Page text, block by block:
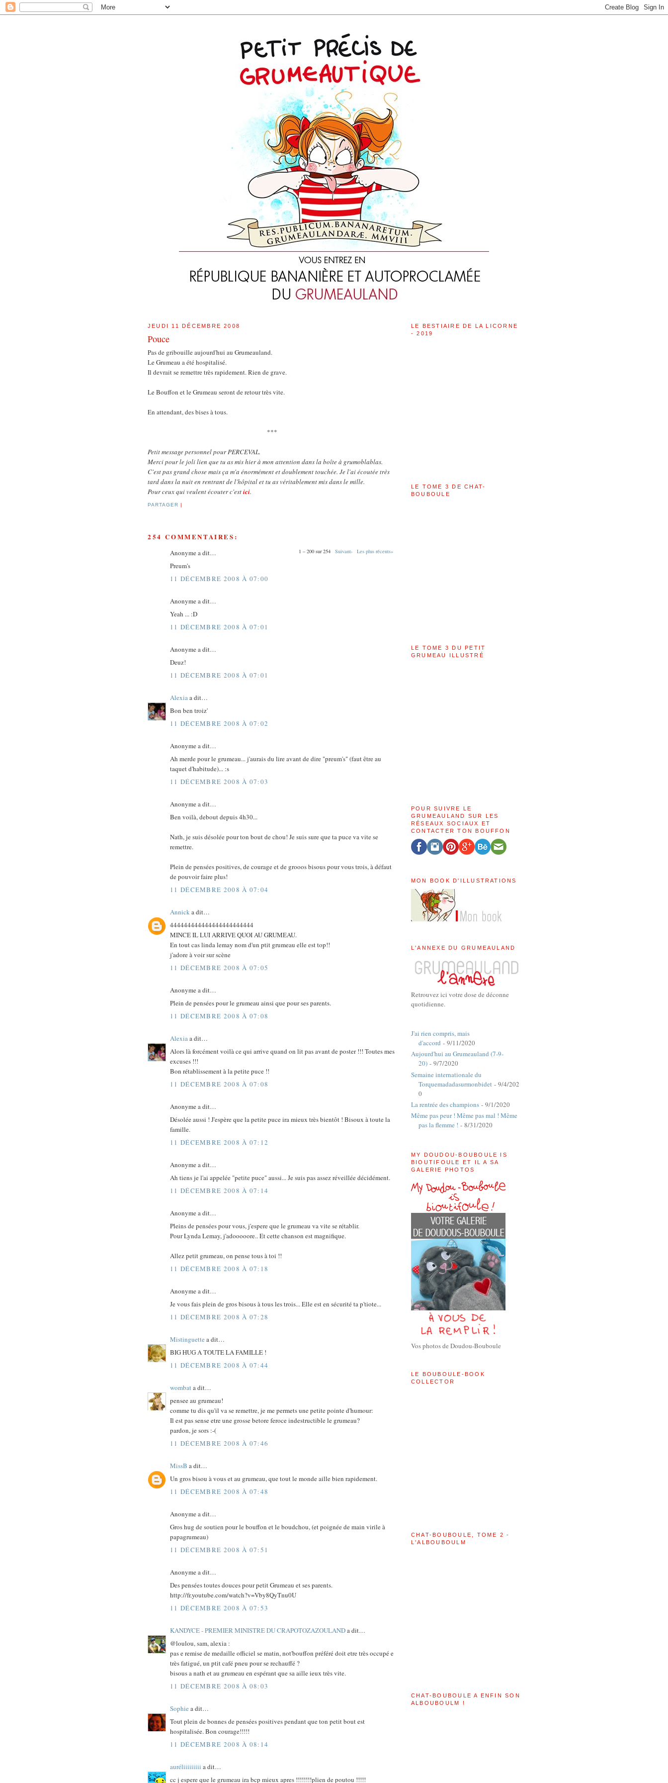
JEUDI 11 DÉCEMBRE 2008
Pouce
Pas de gribouille aujourd'hui au Grumeauland.
Le Grumeau a été hospitalisé.
Il devrait se remettre très rapidement. Rien de grave.
Le Bouffon et le Grumeau seront de retour très vite.
En attendant, des bises à tous.
***
Petit message personnel pour PERCEVAL.
Merci pour le joli lien que tu as mis hier à mon attention dans la boîte à grumoblablas.
C'est pas grand chose mais ça m'a énormément et doublement touchée. Je l'ai écoutée très
tard dans la nuit en rentrant de l'hôpital et tu as véritablement mis dans le mille.
Pour ceux qui veulent écouter c'estici.
PARTAGER |
254 COMMENTAIRES:
1 – 200 sur 254 Suivant› Les plus récents»
Anonyme a dit…
Preum's
11 DÉCEMBRE 2008 À 07:00
Anonyme a dit…
Yeah ... :D
11 DÉCEMBRE 2008 À 07:01
Anonyme a dit…
Deuz!
11 DÉCEMBRE 2008 À 07:01
Alexiaa dit…
Bon ben troiz'
11 DÉCEMBRE 2008 À 07:02
Anonyme a dit…
Ah merde pour le grumeau... j'aurais du lire avant de dire "preum's" (faut être au
taquet d'habitude)... :s
11 DÉCEMBRE 2008 À 07:03
Anonyme a dit…
Ben voilà, debout depuis 4h30...
Nath, je suis désolée pour ton bout de chou! Je suis sure que ta puce va vite se
remettre.
Plein de pensées positives, de courage et de grooos bisous pour vous trois, à défaut
de pouvoir faire plus!
11 DÉCEMBRE 2008 À 07:04
Annicka dit…
444444444444444444444444
MINCE IL LUI ARRIVE QUOI AU GRUMEAU.
En tout cas linda lemay nom d'un ptit grumeau elle est top!!
j'adore à voir sur scène
11 DÉCEMBRE 2008 À 07:05
Anonyme a dit…
Plein de pensées pour le grumeau ainsi que pour ses parents.
11 DÉCEMBRE 2008 À 07:08
Alexiaa dit…
Alors là forcément voilà ce qui arrive quand on lit pas avant de poster !!! Toutes mes
excuses !!!
Bon rétablissement à la petite puce !!
11 DÉCEMBRE 2008 À 07:08
Anonyme a dit…
Désolée aussi ! J'espère que la petite puce ira mieux très bientôt ! Bisoux à toute la
famille.
11 DÉCEMBRE 2008 À 07:12
Anonyme a dit…
Ah tiens je l'ai appelée "petite puce" aussi... Je suis pas assez réveillée décidément.
11 DÉCEMBRE 2008 À 07:14
Anonyme a dit…
Pleins de pensées pour vous, j'espere que le grumeau va vite se rétablir.
Pour Lynda Lemay, j'adooooore.. Et cette chanson est magnifique.
Allez petit grumeau, on pense tous à toi !!
11 DÉCEMBRE 2008 À 07:18
Anonyme a dit…
Je vous fais plein de gros bisous à tous les trois... Elle est en sécurité ta p'tiote...
11 DÉCEMBRE 2008 À 07:28
Mistinguette a dit…
BIG HUG A TOUTE LA FAMILLE !
11 DÉCEMBRE 2008 À 07:44
wombata dit…
pensee au grumeau!
comme tu dis qu'il va se remettre, je me permets une petite pointe d'humour:
Il est pas sense etre une grosse betore feroce indestructible le grumeau?
pardon, je sors :-(
11 DÉCEMBRE 2008 À 07:46
MissB a dit…
Un gros bisou à vous et au grumeau, que tout le monde aille bien rapidement.
11 DÉCEMBRE 2008 À 07:48
Anonyme a dit…
Gros hug de soutien pour le bouffon et le boudchou, (et poignée de main virile à
papagrumeau)
11 DÉCEMBRE 2008 À 07:51
Anonyme a dit…
Des pensées toutes douces pour petit Grumeau et ses parents.
http://fr.youtube.com/watch?v=Vby8QyTnu0U
11 DÉCEMBRE 2008 À 07:53
KANDYCE - PREMIER MINISTRE DU CRAPOTOZAZOULANDa dit…
@loulou, sam, alexia :
pas e remise de medaille officiel se matin, not'bouffon préféré doit etre très occupé e
très fatigué, un ptit café pneu pour se rechauffé ?
bisous a nath et au grumeau en espérant que sa aille ieux très vite.
11 DÉCEMBRE 2008 À 08:03
Sophie a dit…
Tout plein de bonnes de pensées positives pendant que ton petit bout est
hospitalisée. Bon courage!!!!!
11 DÉCEMBRE 2008 À 08:14
auréliiiiiiiii a dit…
cc j espere que le grumeau ira bcp mieux apres !!!!!!!!plien de poutou !!!!!
LE BESTIAIRE DE LA LICORNE
- 2019
LE TOME 3 DE CHAT-
BOUBOULE
LE TOME 3 DU PETIT
GRUMEAU ILLUSTRÉ
POUR SUIVRE LE
GRUMEAULAND SUR LES
RÉSEAUX SOCIAUX ET
CONTACTER TON BOUFFON
MON BOOK D'ILLUSTRATIONS
L'ANNEXE DU GRUMEAULAND
Retrouvez ici votre dose de déconne
quotidienne.
J'ai rien compris, mais
d'accord - 9/11/2020
Aujourd'hui au Grumeauland (7-9-
20) - 9/7/2020
Semaine internationale du
Torquemadadasurmonbidet - 9/4/202
0
La rentrée des champions - 9/1/2020
Même pas peur ! Même pas mal ! Même
pas la flemme ! - 8/31/2020
MY DOUDOU-BOUBOULE IS
BIOUTIFOULE ET IL A SA
GALERIE PHOTOS
Vos photos de Doudou-Bouboule
LE BOUBOULE-BOOK
COLLECTOR
CHAT-BOUBOULE, TOME 2 -
L'ALBOUBOULM
CHAT-BOUBOULE A ENFIN SON
ALBOUBOULM !